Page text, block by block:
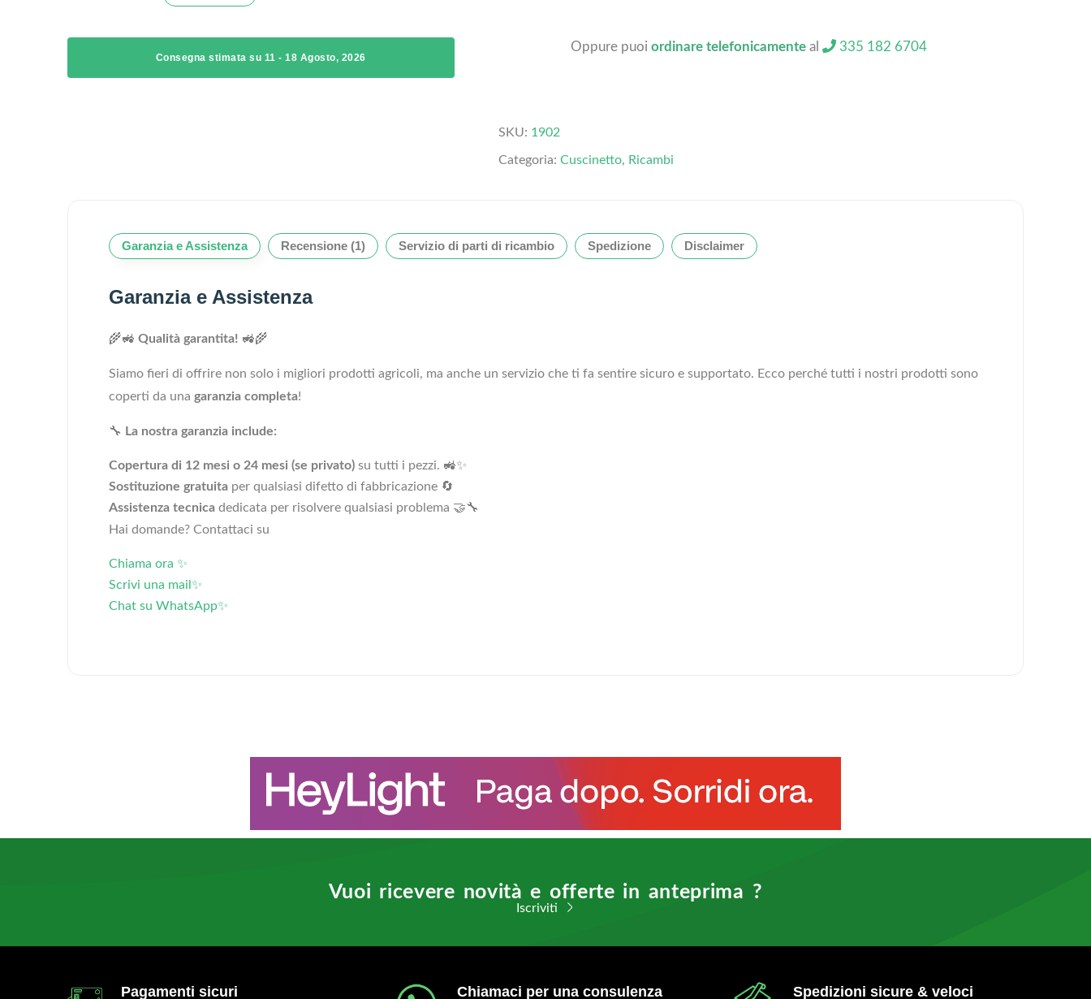
Consegna stimata su 11 - 18 Agosto, 2026
Oppure puoi ordinare telefonicamenteal 335 182 6704
SKU: 1902
Categoria: Cuscinetto, Ricambi
Garanzia e Assistenza Recensione (1) Servizio di parti di ricambio Spedizione Disclaimer
Garanzia e Assistenza
🌾🚜 Qualità garantita! 🚜🌾
Siamo fieri di offrire non solo i migliori prodotti agricoli, ma anche un servizio che ti fa sentire sicuro e supportato. Ecco perché tutti i nostri prodotti sono
coperti da una garanzia completa!
🔧 La nostra garanzia include:
Copertura di 12 mesi o 24 mesi (se privato) su tutti i pezzi. 🚜✨
Sostituzione gratuita per qualsiasi difetto di fabbricazione 🔄
Assistenza tecnica dedicata per risolvere qualsiasi problema 🤝🔧
Hai domande? Contattaci su
Chiama ora ✨
Scrivi una mail✨
Chat su WhatsApp✨
Vuoi ricevere novità e offerte in anteprima ?
Iscriviti
Pagamenti sicuri Chiamaci per una consulenza Spedizioni sicure & veloci